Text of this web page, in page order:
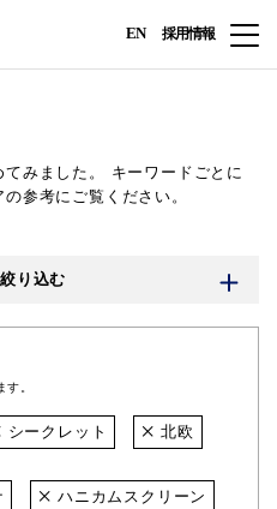
EN 採用情報
みました。
キーワードごとに
参考にご覧ください。
り込む
。
シークレット 北欧
ハニカムスクリーン